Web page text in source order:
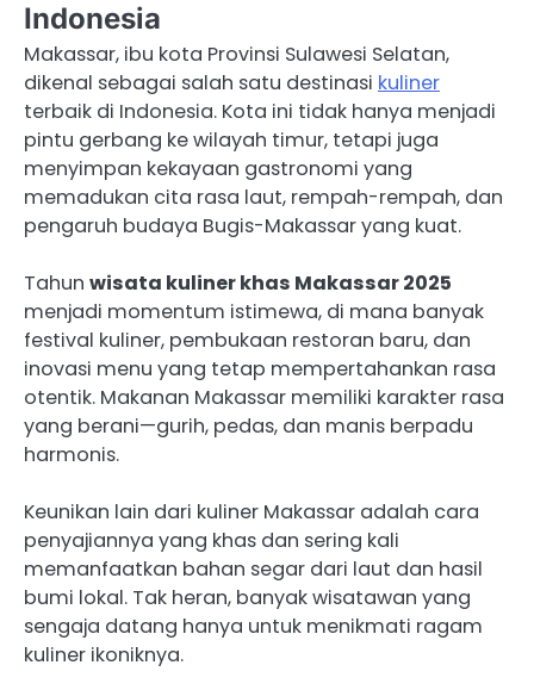
Indonesia
Makassar, ibu kota Provinsi Sulawesi Selatan,
dikenal sebagai salah satu destinasi kuliner
terbaik di Indonesia. Kota ini tidak hanya menjadi
pintu gerbang ke wilayah timur, tetapi juga
menyimpan kekayaan gastronomi yang
memadukan cita rasa laut, rempah-rempah, dan
pengaruh budaya Bugis-Makassar yang kuat.
Tahun wisata kuliner khas Makassar 2025
menjadi momentum istimewa, di mana banyak
festival kuliner, pembukaan restoran baru, dan
inovasi menu yang tetap mempertahankan rasa
otentik. Makanan Makassar memiliki karakter rasa
yang berani—gurih, pedas, dan manis berpadu
harmonis.
Keunikan lain dari kuliner Makassar adalah cara
penyajiannya yang khas dan sering kali
memanfaatkan bahan segar dari laut dan hasil
bumi lokal. Tak heran, banyak wisatawan yang
sengaja datang hanya untuk menikmati ragam
kuliner ikoniknya.